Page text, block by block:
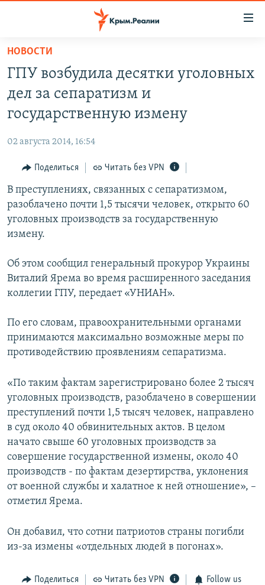
Вернуться
основному
содержанию
главной
навигации
Вернутся
поиску
СПЕЦПРОЕКТЫ
11 ЛЕТ ОККУПАЦИИ КРЫМА. 11 ИСТОРИЙ СОПРОТИВЛЕНИЯ
ЕЩЕ
ИНТЕРАКТИВ
ИНФОГРАФИКА
ТЕЛЕПРОЕКТ КРЫМ.РЕАЛИИ
СОВЕТЫ ПРАВОЗАЩИТНИКОВ
ПОБЕДИТЕЛЕЙ НЕ СУДЯТ?
КРЫМ.НЕПОКОРЕННЫЙ
ELIFBE
УКРАИНСКАЯ ПРОБЛЕМА КРЫМА
РАДІО СВОБОДА
КАК ОБОЙТИ БЛОКИРОВКУ
Українською
Qırımtatar
ПРИСОЕДИНЯЙТЕСЬ!
Все сайты RFE/RL
НОВОСТИ
ГПУ возбудила десятки уголовных
дел за сепаратизм и
государственную измену
02 августа 2014, 16:54
Поделиться Читать без VPN
В преступлениях, связанных с сепаратизмом,
разоблачено почти 1,5 тысячи человек, открыто 60
уголовных производств за государственную
измену.
Об этом сообщил генеральный прокурор Украины
Виталий Ярема во время расширенного заседания
коллегии ГПУ, передает «УНИАН».
По его словам, правоохранительными органами
принимаются максимально возможные меры по
противодействию проявлениям сепаратизма.
«По таким фактам зарегистрировано более 2 тысяч
уголовных производств, разоблачено в совершении
преступлений почти 1,5 тысяч человек, направлено
в суд около 40 обвинительных актов. В целом
начато свыше 60 уголовных производств за
совершение государственной измены, около 40
производств - по фактам дезертирства, уклонения
от военной службы и халатное к ней отношение», –
отметил Ярема.
Он добавил, что сотни патриотов страны погибли
из-за измены «отдельных людей в погонах».
Поделиться Читать без VPN Follow us